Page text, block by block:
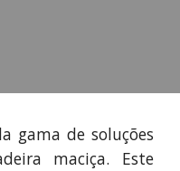
gama de soluções
maciça. Este